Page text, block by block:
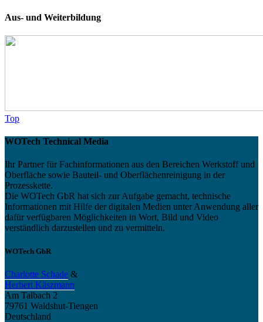
Aus- und Weiterbildung
Top
WOTech Technical Media
Ihr Partner für Fachinformationen aus den Bereichen Werkstoff und
Oberfläche sowie Bauteil- und Oberflächenreinigung in der
Prozesskette.
Die WOTech GbR hat sich zur Aufgabe gemacht, technische
Informationen mit Hilfe der digitalen Medien unter Anwendung aller
dafür verfügbaren Möglichkeiten in Wort, Bild und Video
verständlich darzustellen und zu vermitteln.
WOTech GbR
Charlotte Schade &
Herbert Käszmann
Am Talbach 2
79761 Waldshut-Tiengen
Deutschland